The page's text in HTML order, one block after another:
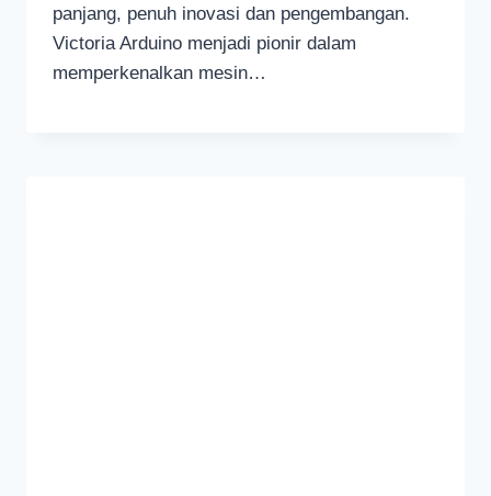
panjang, penuh inovasi dan pengembangan.
Victoria Arduino menjadi pionir dalam
memperkenalkan mesin…